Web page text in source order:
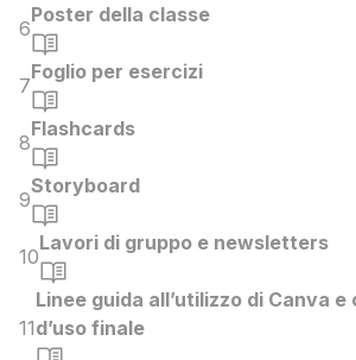
6
Poster della classe
7
Foglio per esercizi
8
Flashcards
9
Storyboard
10
Lavori di gruppo e newsletters
11
Linee guida all’utilizzo di Canva e
d’uso finale